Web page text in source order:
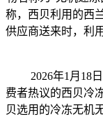
称，西贝利用的西
供应商送来时，利
2026年1月18日
费者热议的西贝冷
贝选用的冷冻无机